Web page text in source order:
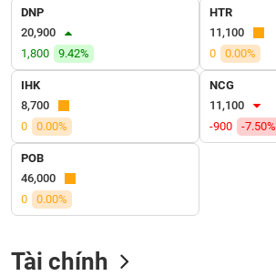
DNP
20,900
1,800
9.42%
HTR
11,100
0
0.00%
IHK
8,700
0
0.00%
NCG
11,100
-900
-7.50%
POB
46,000
0
0.00%
Tài chính
KHỎE
TÀI
CHÍNH
NGHỆ